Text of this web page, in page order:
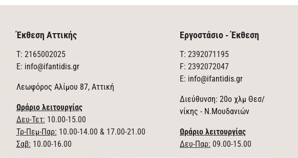
Έκθεση Αττικής
T: 2165002025
E: info@ifantidis.gr
Λεωφόρος Αλίμου 87, Αττική
Ωράριο λειτουργίας
Δευ-Τετ: 10.00-15.00
Τρ-Πεμ-Παρ: 10.00-14.00 & 17.00-21.00
Σαβ: 10.00-16.00
Εργοστάσιο - Έκθεση
T: 2392071195
F: 2392072047
E: info@ifantidis.gr
Διεύθυνση: 20ο χλμ Θεσ/
νίκης - Ν.Μουδανιών
Ωράριο λειτουργίας
Δευ-Παρ: 09.00-15.00